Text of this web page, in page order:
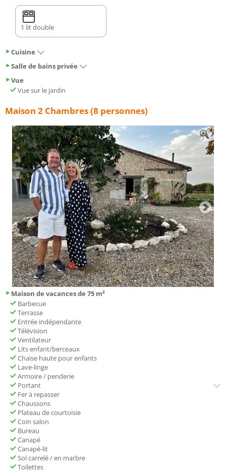
1 lit double
Cuisine
Salle de bains privée
Vue
Vue sur le jardin
Maison 2 Chambres (8 personnes)
Maison de vacances de 75 m²
Barbecue
Terrasse
Entrée indépendante
Télévision
Ventilateur
Lits enfant/berceaux
Chaise haute pour enfants
Lave-linge
Armoire / penderie
Portant
Fer à repasser
Chaussons
Plateau de courtoisie
Coin salon
Bureau
Canapé
Canapé-lit
Sol carrelé / en marbre
Toilettes